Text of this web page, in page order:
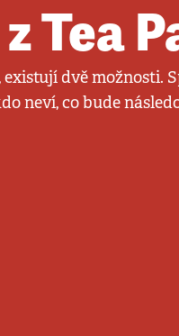
Tea
dvě možnosti.
neví, co bude